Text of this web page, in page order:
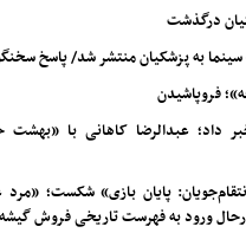
درگذشت
سینما به پزشکیان منتشر شد/ پاسخ
فروپاشیدن
داد؛ عبدالرضا کاهانی با «بهشت
پایان بازی» شکست؛ «مرد
ورود به فهرست تاریخی فروش گیشه